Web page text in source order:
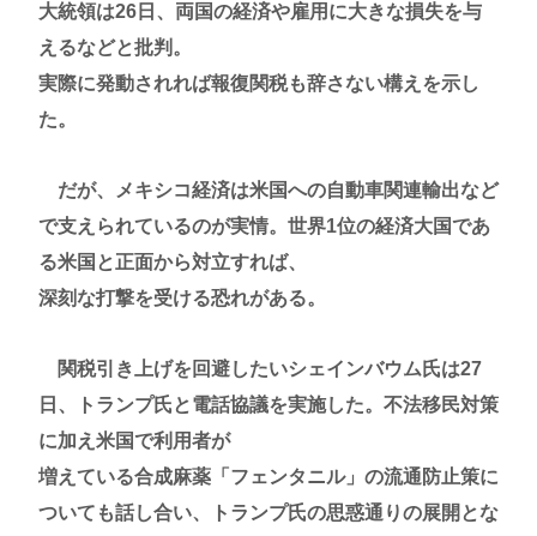
大統領は26日、両国の経済や雇用に大きな損失を与
えるなどと批判。
実際に発動されれば報復関税も辞さない構えを示し
た。
だが、メキシコ経済は米国への自動車関連輸出など
で支えられているのが実情。世界1位の経済大国であ
る米国と正面から対立すれば、
深刻な打撃を受ける恐れがある。
関税引き上げを回避したいシェインバウム氏は27
日、トランプ氏と電話協議を実施した。不法移民対策
に加え米国で利用者が
増えている合成麻薬「フェンタニル」の流通防止策に
ついても話し合い、トランプ氏の思惑通りの展開とな